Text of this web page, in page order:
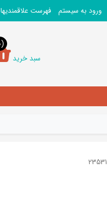
ورود به سیستم فهرست علاقمندیها
سبد خرید
(0)
23531